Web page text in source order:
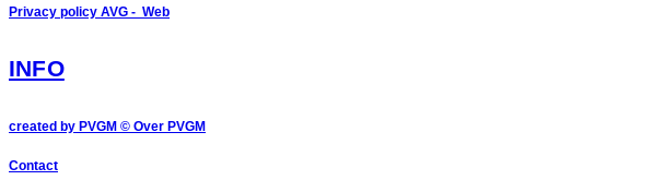
Privacy policy AVG - Web
INFO
created by PVGM © Over PVGM
Contact